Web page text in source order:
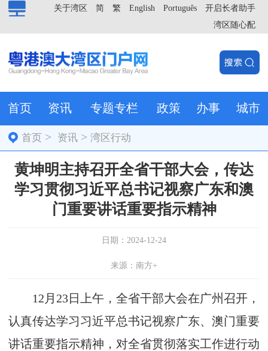
开启长者助手
Português
English
繁
简
关于湾区
湾区随心配
首页 资讯 专题专栏 政策 办事 城市
首页 > 资讯 >湾区行动
黄坤明主持召开全省干部大会，传达
学习贯彻习近平总书记视察广东和澳
门重要讲话重要指示精神
日期：2024-12-24
来源：南方+
12月23日上午，全省干部大会在广州召开，
认真传达学习习近平总书记视察广东、澳门重要
讲话重要指示精神，对全省贯彻落实工作进行动